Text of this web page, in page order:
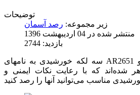
توضیحات
زیر مجموعه: رصد آسمان
منتشر شده در 04 ارديبهشت 1396
بازدید: 2744
سه لکه خورشیدی به نامهای AR2651 و AR2652 و AR2653 بر
که با رعایت نکات ایمنی و